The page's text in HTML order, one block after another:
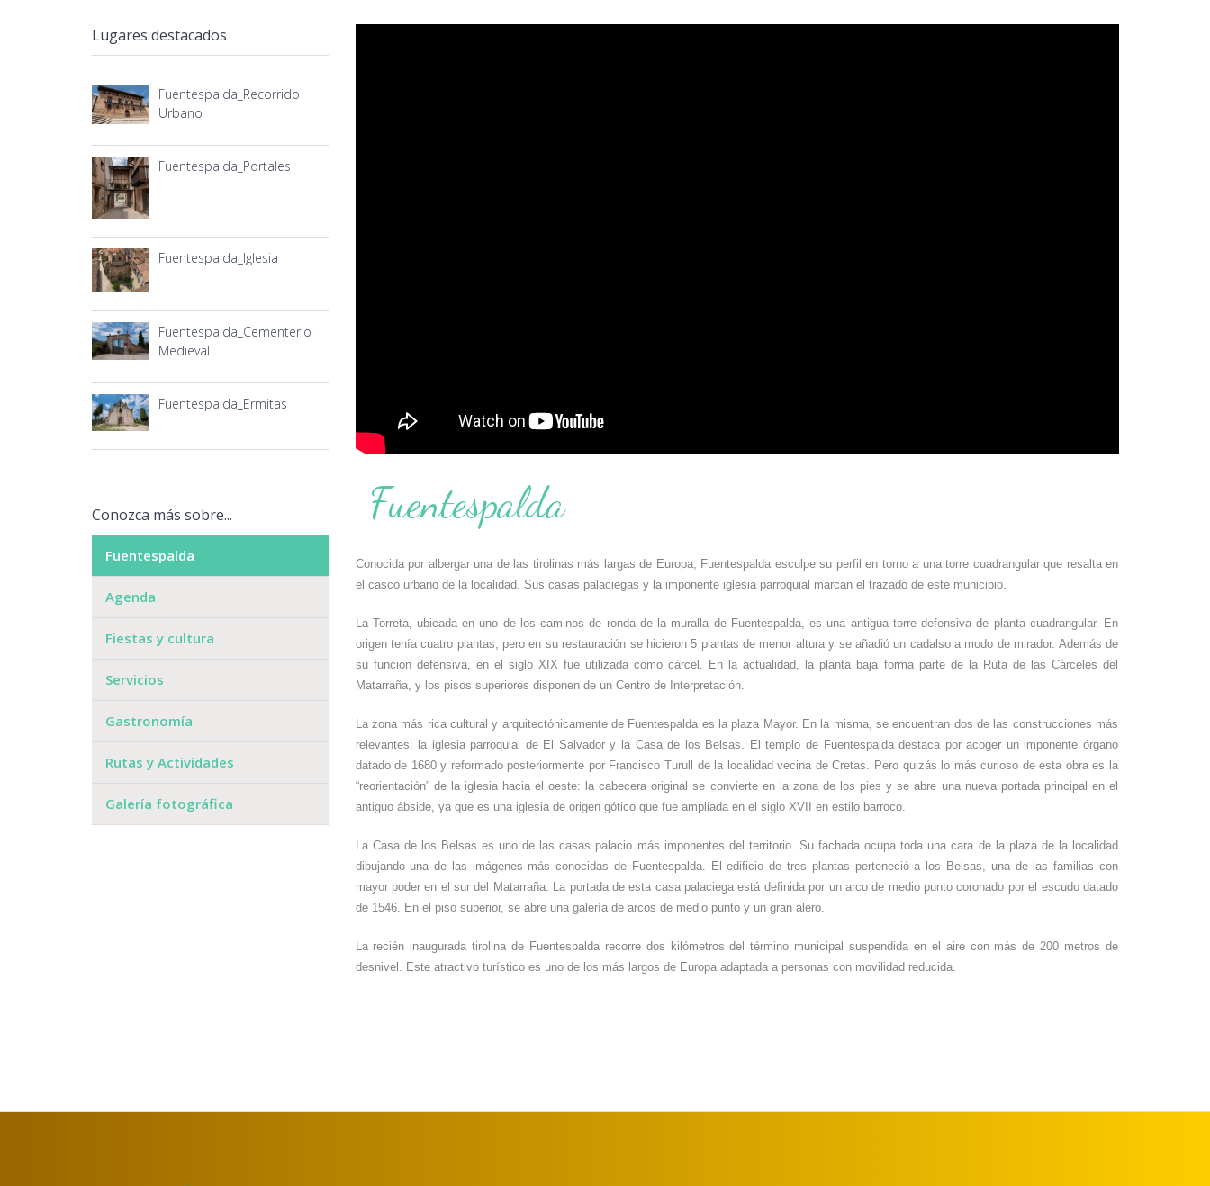
Lugares destacados
Fuentespalda_Recorrido
Urbano
Fuentespalda_Portales
Fuentespalda_Iglesia
Fuentespalda_Cementerio
Medieval
Fuentespalda_Ermitas
Conozca más sobre...
Fuentespalda
Agenda
Fiestas y cultura
Servicios
Gastronomía
Rutas y Actividades
Galería fotográfica
Fuentespalda
Conocida por albergar una de las tirolinas más largas de Europa, Fuentespalda esculpe su perfil en torno a una torre cuadrangular que resalta en
el casco urbano de la localidad. Sus casas palaciegas y la imponente iglesia parroquial marcan el trazado de este municipio.
La Torreta, ubicada en uno de los caminos de ronda de la muralla de Fuentespalda, es una antigua torre defensiva de planta cuadrangular. En
origen tenía cuatro plantas, pero en su restauración se hicieron 5 plantas de menor altura y se añadió un cadalso a modo de mirador. Además de
su función defensiva, en el siglo XIX fue utilizada como cárcel. En la actualidad, la planta baja forma parte de la Ruta de las Cárceles del
Matarraña, y los pisos superiores disponen de un Centro de Interpretación.
La zona más rica cultural y arquitectónicamente de Fuentespalda es la plaza Mayor. En la misma, se encuentran dos de las construcciones más
relevantes: la iglesia parroquial de El Salvador y la Casa de los Belsas. El templo de Fuentespalda destaca por acoger un imponente órgano
datado de 1680 y reformado posteriormente por Francisco Turull de la localidad vecina de Cretas. Pero quizás lo más curioso de esta obra es la
“reorientación” de la iglesia hacia el oeste: la cabecera original se convierte en la zona de los pies y se abre una nueva portada principal en el
antiguo ábside, ya que es una iglesia de origen gótico que fue ampliada en el siglo XVII en estilo barroco.
La Casade los Belsas es uno de las casas palacio más imponentes del territorio. Su fachada ocupa toda una cara de la plaza de la localidad
dibujando una de las imágenes más conocidas de Fuentespalda. El edificio de tres plantas perteneció a los Belsas, una de las familias con
mayor poder en el sur del Matarraña. La portada de esta casa palaciega está definida por un arco de medio punto coronado por el escudo datado
de 1546. En el piso superior, se abre una galería de arcos de medio punto y un gran alero.
La recién inaugurada tirolina de Fuentespalda recorre dos kilómetros del término municipal suspendida en el aire con más de 200 metros de
desnivel. Este atractivo turístico es uno de los más largos de Europa adaptada a personas con movilidad reducida.